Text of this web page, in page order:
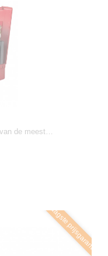
de meest…
Laagste prijsgarantie